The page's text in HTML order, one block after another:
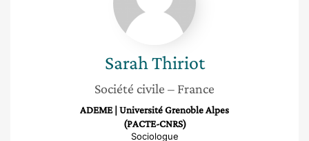
SarahThiriot
Société civile – France
ADEME | Université Grenoble Alpes
(PACTE-CNRS)
Sociologue